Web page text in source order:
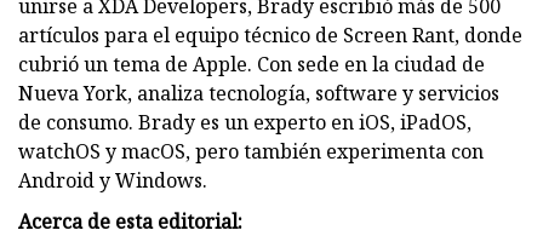
unirse a XDA Developers, Brady escribió más de 500
artículos para el equipo técnico de Screen Rant, donde
cubrió un tema de Apple. Con sede en la ciudad de
Nueva York, analiza tecnología, software y servicios
de consumo. Brady es un experto en iOS, iPadOS,
watchOS y macOS, pero también experimenta con
Android y Windows.
Acerca de esta editorial: